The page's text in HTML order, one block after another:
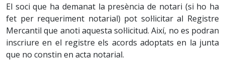
El soci que ha demanat la presència de notari (si ho ha
fet per requeriment notarial) pot sol·licitar al Registre
Mercantil que anoti aquesta sol·licitud. Així, no es podran
inscriure en el registre els acords adoptats en la junta
que no constin en acta notarial.